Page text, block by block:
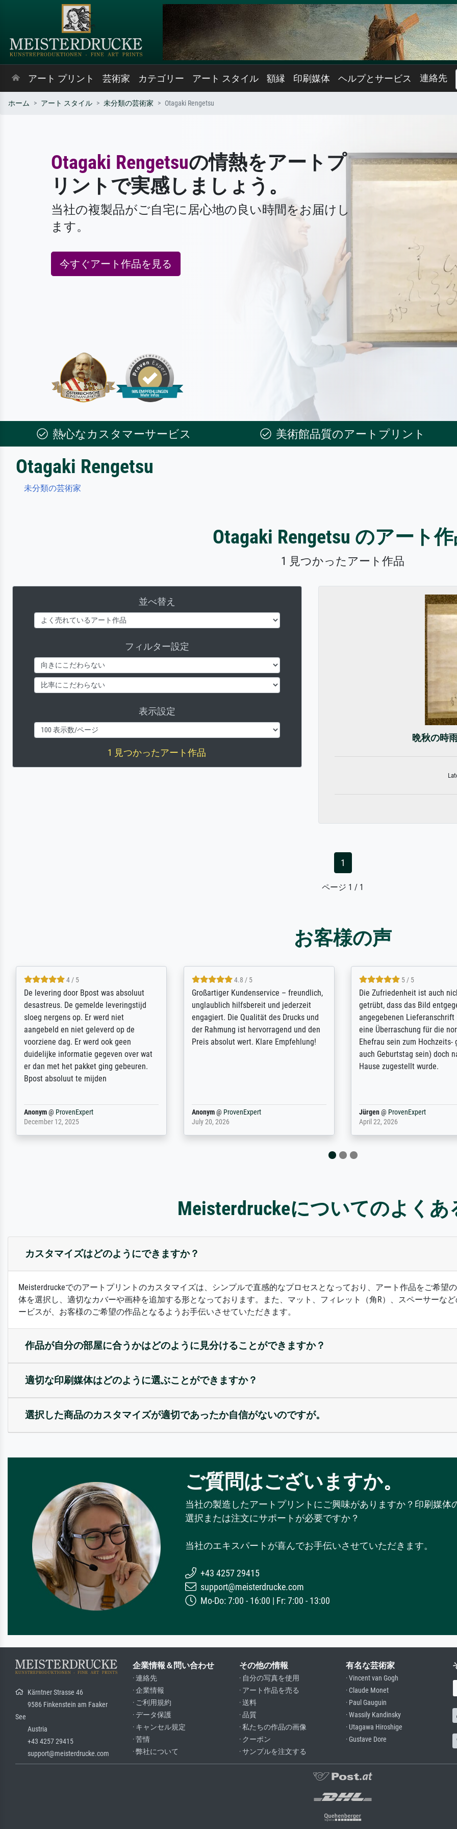
アート プリント 芸術家 カテゴリー アート スタイル 額縁 印刷媒体 ヘルプとサービス 連絡先
ホーム アート スタイル 未分類の芸術家 Otagaki Rengetsu
Otagaki Rengetsuの情熱をアートプ
リントで実感しましょう。
当社の複製品がご自宅に居心地の良い時間をお届けし
ます。
今すぐアート作品を見る
熱心なカスタマーサービス 美術館品質のアートプリント
Otagaki Rengetsu
未分類の芸術家
Otagaki Rengetsu のアート
1 見つかったアート作品
並べ替え
フィルター設定
表示設定
1 見つかったアート作品
晩秋の時
1
ページ 1 / 1
お客様の声
5 / 5
Sehr gute Qualität des Leinwanddrucks
und des Rahmens! Unser Bild wurde
sehr sorgfältig und sicher verpackt, so
dass es unbeschadet bei uns ankam. Es
wird nicht unser letzter Meisterdruck
sein. Vielen Dank!
Reinhold,@ProvenExpert
April 22, 2026
5 / 5
Für ein Erinnerungsbuch mit der
Feldpost meines Großvaters aus dem 1.
Weltkrieg benötigte ich ein
ausdrucksvolles Bild. Das habe ich bei
Ihnen gefunden. Bei der Auswahl der
weiter. Vielen ...
Margot@ProvenExpert
February 20, 2026
4.8 / 5
Hervorragende Qualität.
vieles anpassen lassen, wie
Randentfernung, Farbe,
Kontrast und Weiteres. Sehr
Kontaktperson per Mail. Das
Kunstdruck) wurde sehr gut
sehr starke Papprolle mit
Anonym@ProvenExpert
August 12, 2025
Meisterdruckeについてのよくあ
カスタマイズはどのようにできますか？
Meisterdruckeでのアートプリントのカスタマイズは、シンプルで直感的なプロセスとなっており、アート作品をご希
体を選択し、適切なカバーや画枠を追加する形となっております。また、マット、フィレット（角R）、スペーサーな
ービスが、お客様のご希望の作品となるようお手伝いさせていただきます。
作品が自分の部屋に合うかはどのように見分けることができますか？
適切な印刷媒体はどのように選ぶことができますか？
選択した商品のカスタマイズが適切であったか自信がないのですが。
ご質問はございますか。
当社の製造したアートプリントにご興味がありますか？印刷媒体
選択または注文にサポートが必要ですか？
当社のエキスパートが喜んでお手伝いさせていただきます。
+43 4257 29415
support@meisterdrucke.com
Mo-Do: 7:00 - 16:00 | Fr: 7:00 - 13:00
Kärntner Strasse 46
9586 Finkenstein am Faaker
See
Austria
+43 4257 29415
support@meisterdrucke.com
企業情報＆問い合わせ
· 連絡先
· 企業情報
· ご利用規約
· データ保護
· キャンセル規定
· 苦情
· 弊社について
その他の情報
· 自分の写真を使用
· アート作品を売る
· 送料
· 品質
· 私たちの作品の画像
· クーポン
· サンプルを注文する
有名な芸術家
· Vincent van Gogh
· Claude Monet
· Paul Gauguin
· Wassily Kandinsky
· Utagawa Hiroshige
· Gustave Dore